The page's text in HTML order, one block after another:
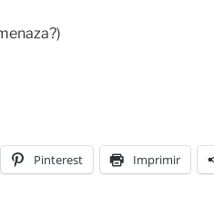
Pinterest Imprimir